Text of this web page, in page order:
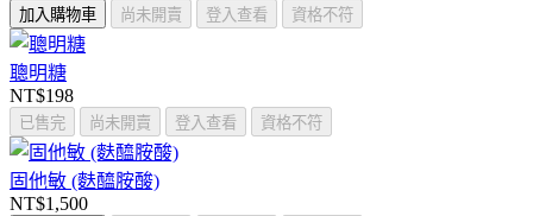
加入購物車 尚未開賣 登入查看 資格不符
聰明糖
NT$198
已售完 尚未開賣 登入查看 資格不符
固他敏 (麩醯胺酸)
NT$1,500